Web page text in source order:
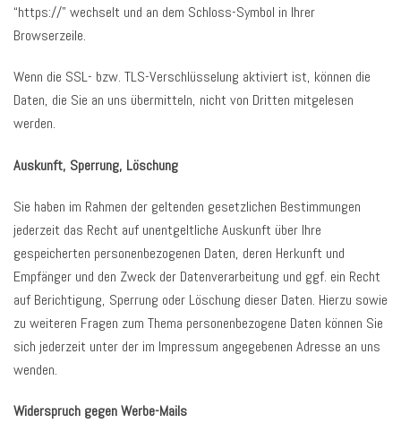
“https://” wechselt und an dem Schloss-Symbol in Ihrer
Browserzeile.
Wenn die SSL- bzw. TLS-Verschlüsselung aktiviert ist, können die
Daten, die Sie an uns übermitteln, nicht von Dritten mitgelesen
werden.
Auskunft, Sperrung, Löschung
Sie haben im Rahmen der geltenden gesetzlichen Bestimmungen
jederzeit das Recht auf unentgeltliche Auskunft über Ihre
gespeicherten personenbezogenen Daten, deren Herkunft und
Empfänger und den Zweck der Datenverarbeitung und ggf. ein Recht
auf Berichtigung, Sperrung oder Löschung dieser Daten. Hierzu sowie
zu weiteren Fragen zum Thema personenbezogene Daten können Sie
sich jederzeit unter der im Impressum angegebenen Adresse an uns
wenden.
Widerspruch gegen Werbe-Mails